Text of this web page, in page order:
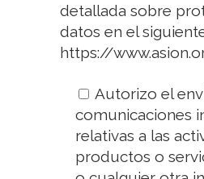
detallada sobre
datos en el
https://
Autorizo el
comunicaciones
relativas a las
productos o